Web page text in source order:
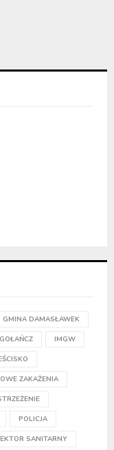
GMINA DAMASŁAWEK
GOŁAŃCZ IMGW
ZAKAŻENIA
POLICJA
SANITARNY